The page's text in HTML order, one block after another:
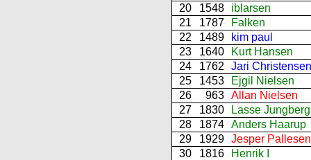
20
1548
iblarsen
21
1787
Falken
22
1489
kim paul
23
1640
Kurt Hansen
24
1762
Jari Christensen
25
1453
Ejgil Nielsen
26
963 Allan Nielsen
27
1830
Lasse Jungberg
28
1874 Anders Haarup
29
1929 Jesper Pallesen
30
1816
Henrik I